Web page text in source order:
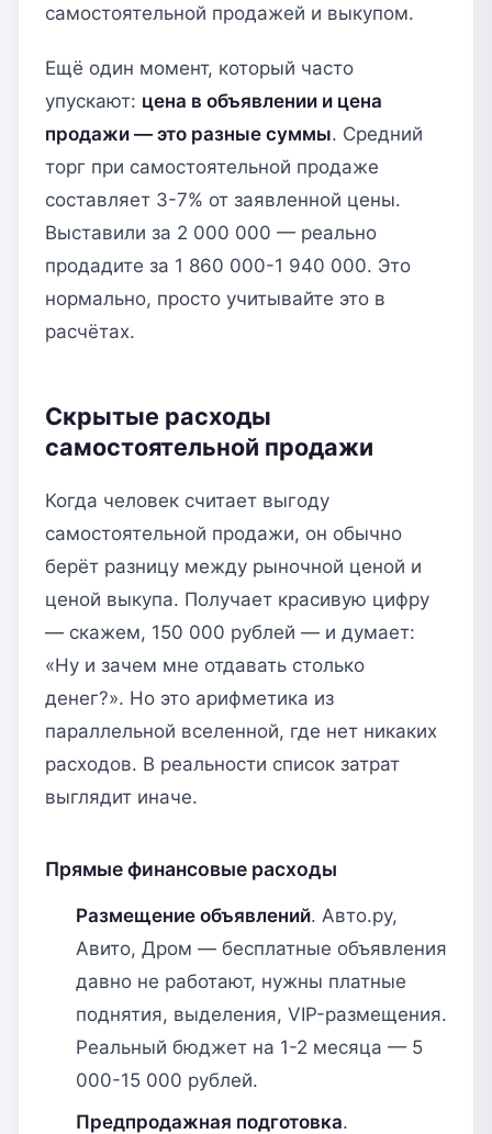
самостоятельной продажей и выкупом.
Ещё один момент, который часто
упускают: цена в объявлении и цена
продажи — это разные суммы. Средний
торг при самостоятельной продаже
составляет 3-7% от заявленной цены.
Выставили за 2 000 000 — реально
продадите за 1 860 000-1 940 000. Это
нормально, просто учитывайте это в
расчётах.
Скрытые расходы
самостоятельной продажи
Когда человек считает выгоду
самостоятельной продажи, он обычно
берёт разницу между рыночной ценой и
ценой выкупа. Получает красивую цифру
— скажем, 150 000 рублей — и думает:
«Ну и зачем мне отдавать столько
денег?». Но это арифметика из
параллельной вселенной, где нет никаких
расходов. В реальности список затрат
выглядит иначе.
Прямые финансовые расходы
Размещение объявлений. Авто.ру,
Авито, Дром — бесплатные объявления
давно не работают, нужны платные
поднятия, выделения, VIP-размещения.
Реальный бюджет на 1-2 месяца — 5
000-15 000 рублей.
Предпродажная подготовка.